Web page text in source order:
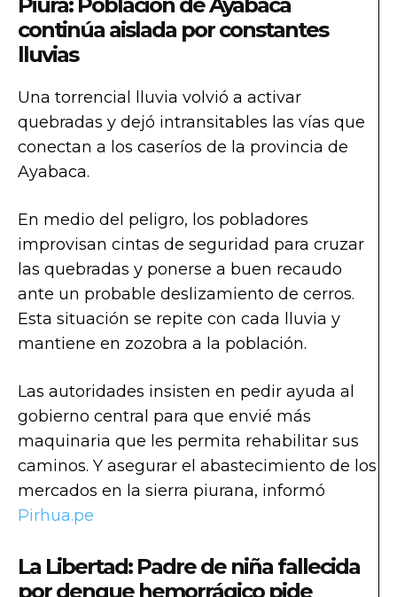
continúa aislada por constantes
lluvias
Una torrencial lluvia volvió a activar
quebradas y dejó intransitables las vías que
conectan a los caseríos de la provincia de
Ayabaca.
En medio del peligro, los pobladores
improvisan cintas de seguridad para cruzar
las quebradas y ponerse a buen recaudo
ante un probable deslizamiento de cerros.
Esta situación se repite con cada lluvia y
mantiene en zozobra a la población.
Las autoridades insisten en pedir ayuda al
gobierno central para que envié más
maquinaria que les permita rehabilitar sus
caminos. Y asegurar el abastecimiento de los
mercados en la sierra piurana, informó
Pirhua.pe
La Libertad: Padre de niña fallecida
por dengue hemorrágico pide